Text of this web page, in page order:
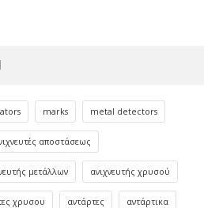
marks metal detectors
αποστάσεως
μετάλλων ανιχνευτής χρυσού
χρυσου αντάρτες αντάρτικα